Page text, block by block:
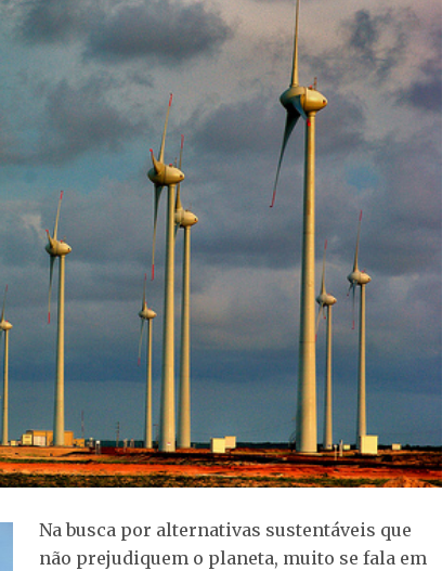
Na busca por alternativas sustentáveis que
não prejudiquem o planeta, muito se fala em